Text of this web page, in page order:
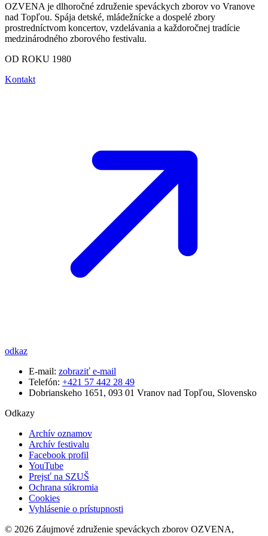
OZVENA je dlhoročné združenie speváckych zborov vo Vranove
nad Topľou. Spája detské, mládežnícke a dospelé zbory
prostredníctvom koncertov, vzdelávania a každoročnej tradície
medzinárodného zborového festivalu.
OD ROKU 1980
Kontakt
odkaz
E-mail: zobraziť e-mail
Telefón: +421 57 442 28 49
Dobrianskeho 1651, 093 01 Vranov nad Topľou, Slovensko
Odkazy
Archív oznamov
Archív festivalu
Facebook profil
YouTube
Prejsť na SZUŠ
Ochrana súkromia
Cookies
Vyhlásenie o prístupnosti
© 2026 Záujmové združenie speváckych zborov OZVENA,